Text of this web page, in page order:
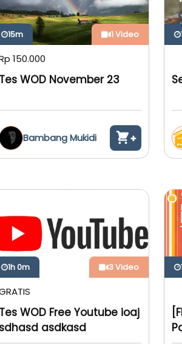
15m 1 Video
150.000
Tes WOD November 23
Bambang Mukidi
1h 0m 3 Video
Tes WOD Free Youtube ioaj
sdhasd asdkasd